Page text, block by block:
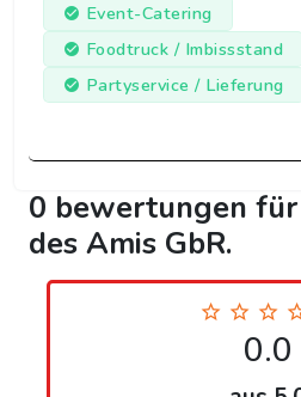
Event-Catering
Foodtruck / Imbissstand
Partyservice / Lieferung
0 bewertungen für
des Amis GbR.
0.0